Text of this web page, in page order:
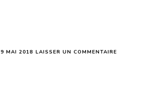
MAI 2018 LAISSER UN COMMENTAIRE